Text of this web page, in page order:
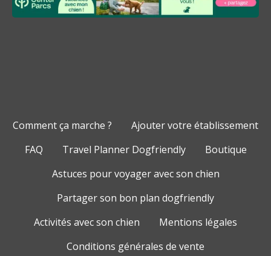
Comment ça marche ?
Ajouter votre établissement
FAQ
Travel Planner Dogfriendly
Boutique
Astuces pour voyager avec son chien
Partager son bon plan dogfriendly
Activités avec son chien
Mentions légales
Conditions générales de vente